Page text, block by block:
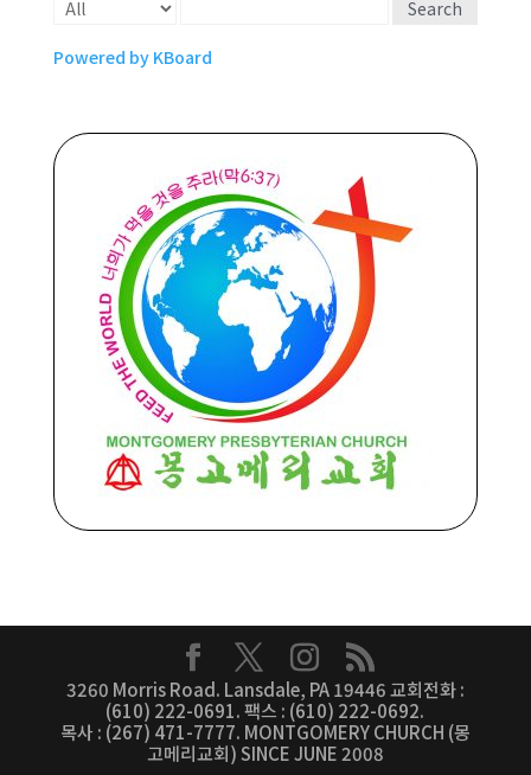
Search
Powered by KBoard
3260 Morris Road. Lansdale, PA 19446 교회전화 :
(610) 222-0691. 팩스 : (610) 222-0692.
목사 : (267) 471-7777. MONTGOMERY CHURCH (몽
고메리교회) SINCE JUNE 2008